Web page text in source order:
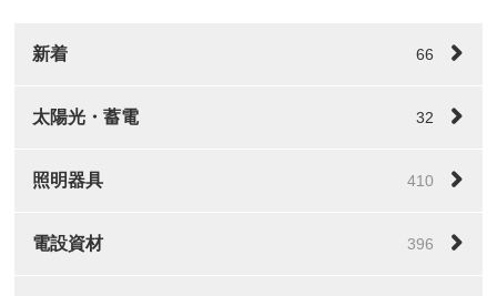
新着 66
太陽光・蓄電 32
照明器具 410
電設資材 396